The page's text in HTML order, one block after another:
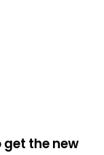
the new